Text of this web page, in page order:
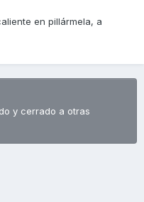
en pillármela, a
y cerrado a otras